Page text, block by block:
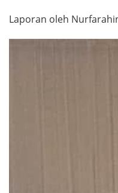
Laporan oleh